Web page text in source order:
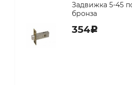
Задвижка 5-45
бронза
354c